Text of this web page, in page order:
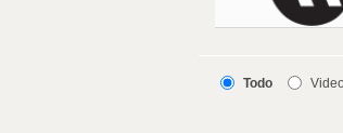
Todo